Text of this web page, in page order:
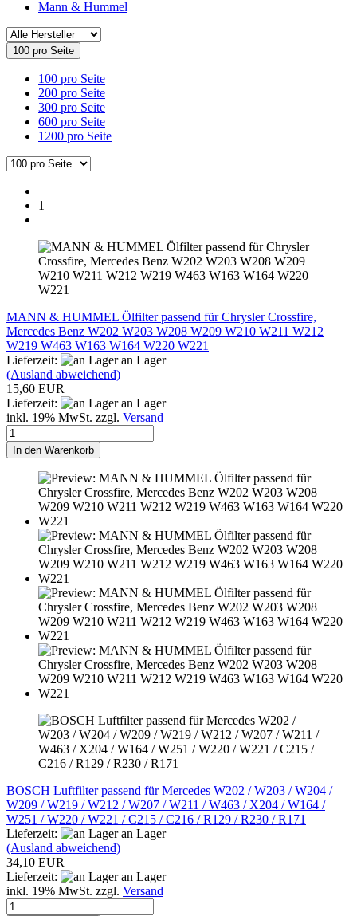
Mann & Hummel
100 pro Seite
100 pro Seite
200 pro Seite
300 pro Seite
600 pro Seite
1200 pro Seite
1
MANN & HUMMEL Ölfilter passend für Chrysler Crossfire,
Mercedes Benz W202 W203 W208 W209 W210 W211 W212
W219 W463 W163 W164 W220 W221
Lieferzeit:
an Lager
(Ausland abweichend)
15,60 EUR
Lieferzeit:
an Lager
inkl. 19% MwSt. zzgl. Versand
In den Warenkorb
BOSCH Luftfilter passend für Mercedes W202 / W203 / W204 /
W209 / W219 / W212 / W207 / W211 / W463 / X204 / W164 /
W251 / W220 / W221 / C215 / C216 / R129 / R230 / R171
Lieferzeit:
an Lager
(Ausland abweichend)
34,10 EUR
Lieferzeit:
an Lager
inkl. 19% MwSt. zzgl. Versand